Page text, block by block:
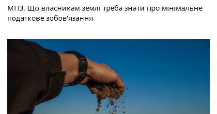
МПЗ. Що власникам землі треба знати про мінімальне
податкове зобов’язання